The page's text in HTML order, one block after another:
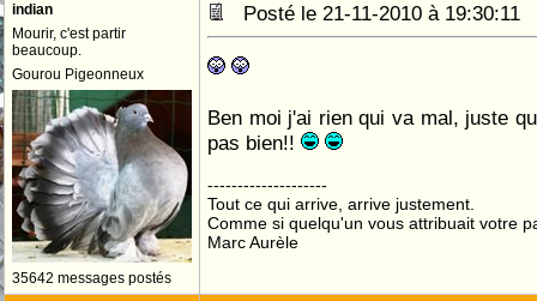
indian
Mourir, c'est partir
beaucoup.
Gourou Pigeonneux
35642 messages postés
Posté le 21-11-2010 à 19:30:11
Ben moi j'ai rien qui va mal, juste
pas bien!!
--------------------
Tout ce qui arrive, arrive justement.
Comme si quelqu'un vous attribuait votre
Marc Aurèle